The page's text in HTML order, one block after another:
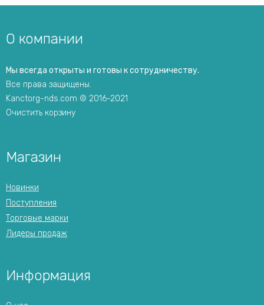
О компании
Мы всегда открыты и готовы к сотрудничеству.
Все права защищены.
Kanctorg-nds.com © 2016-2021
Очистить корзину
Магазин
Новинки
Поступления
Торговые марки
Лидеры продаж
Информация